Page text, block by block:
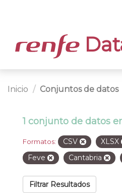
Inicio Conjuntos de datos
1 conjunto de datos
Formatos: CSV XLSX
Feve Cantabria
Filtrar Resultados